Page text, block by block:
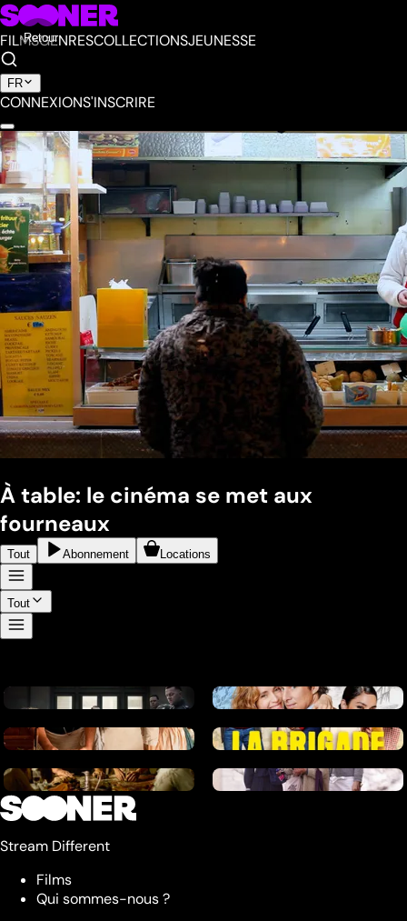
FILMSGENRESCOLLECTIONSJEUNESSE
FR
CONNEXIONS'INSCRIRE
Retour
À table: le cinéma se met aux
fourneaux
Tout Abonnement Locations
Tout
Stream Different
Films
Qui sommes-nous ?